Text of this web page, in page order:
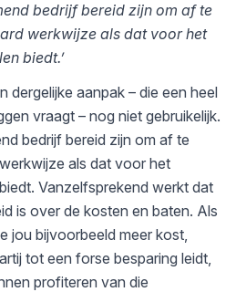
bedrijf bereid zijn om af te
werkwijze als dat voor het
biedt.’
dergelijke aanpak – die een heel
vraagt – nog niet gebruikelijk.
bedrijf bereid zijn om af te
als dat voor het
Vanzelfsprekend werkt dat
is over de kosten en baten. Als
jou bijvoorbeeld meer kost,
tot een forse besparing leidt,
profiteren van die